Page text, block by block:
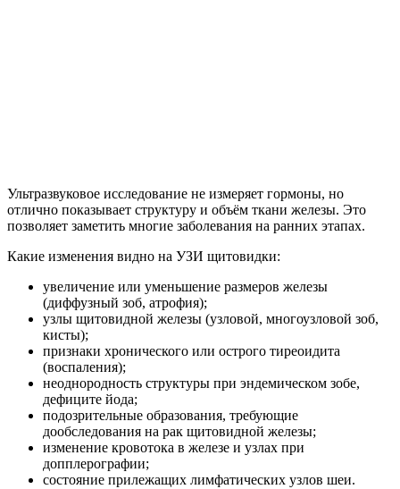
Ультразвуковое исследование не измеряет гормоны, но
отлично показывает структуру и объём ткани железы. Это
позволяет заметить многие заболевания на ранних этапах.
Какие изменения видно на УЗИ щитовидки:
увеличение или уменьшение размеров железы
(диффузный зоб, атрофия);
узлы щитовидной железы (узловой, многоузловой зоб,
кисты);
признаки хронического или острого тиреоидита
(воспаления);
неоднородность структуры при эндемическом зобе,
дефиците йода;
подозрительные образования, требующие
дообследования на рак щитовидной железы;
изменение кровотока в железе и узлах при
допплерографии;
состояние прилежащих лимфатических узлов шеи.